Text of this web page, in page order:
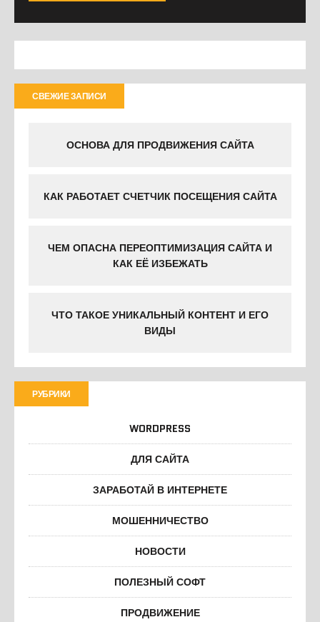
СВЕЖИЕ ЗАПИСИ
ОСНОВА ДЛЯ ПРОДВИЖЕНИЯ САЙТА
КАК РАБОТАЕТ СЧЕТЧИК ПОСЕЩЕНИЯ САЙТА
ЧЕМ ОПАСНА ПЕРЕОПТИМИЗАЦИЯ САЙТА И
КАК ЕЁ ИЗБЕЖАТЬ
ЧТО ТАКОЕ УНИКАЛЬНЫЙ КОНТЕНТ И ЕГО
ВИДЫ
РУБРИКИ
WORDPRESS
ДЛЯ САЙТА
ЗАРАБОТАЙ В ИНТЕРНЕТЕ
МОШЕННИЧЕСТВО
НОВОСТИ
ПОЛЕЗНЫЙ СОФТ
ПРОДВИЖЕНИЕ